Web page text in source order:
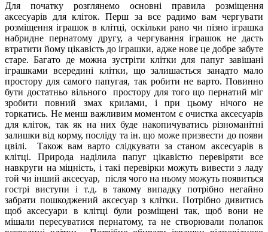
Для початку розглянемо основні правила розміщення
аксесуарів для кліток. Перш за все радимо вам чергувати
розміщення іграшок в клітці, оскільки рано чи пізно іграшка
набридне пернатому другу, а чергування іграшок не дасть
втратити йому цікавість до іграшки, адже нове це добре забуте
старе. Багато де можна зустріти клітки для папуг завішані
іграшками всередині клітки, що залишається занадто мало
простору для самого папугая, так робити не варто. Повинно
бути достатньо вільного простору для того що пернатий міг
зробити повний змах крилами, і при цьому нічого не
торкатись. Не менш важливим моментом є очистка аксесуарів
для кліток, так як на них буде накопичуватись різноманітні
залишки від корму, посліду та ін. що може призвести до появи
цвілі. Також вам варто слідкувати за станом аксесуарів в
клітці. Природа наділила папуг цікавістю перевіряти все
навкруги на міцність, і такі перевірки можуть вивести з ладу
той чи інший аксесуар, після чого на ньому можуть появиться
гострі виступи і т.д. в такому випадку потрібно негайно
забрати пошкоджений аксесуар з клітки. Потрібно дивитись
щоб аксесуари в клітці були розміщені так, щоб вони не
мішали пересуватися пернатому, та не створювали полапок